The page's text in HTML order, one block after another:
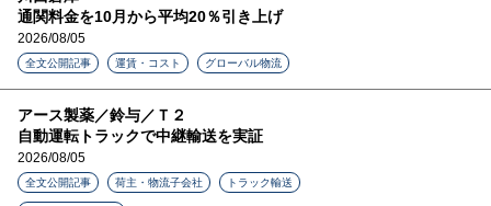
通関料金を10月から平均20％引き上げ
2026/08/05
全文公開記事 運賃・コスト グローバル物流
アース製薬／鈴与／Ｔ２
自動運転トラックで中継輸送を実証
2026/08/05
全文公開記事 荷主・物流子会社 トラック輸送